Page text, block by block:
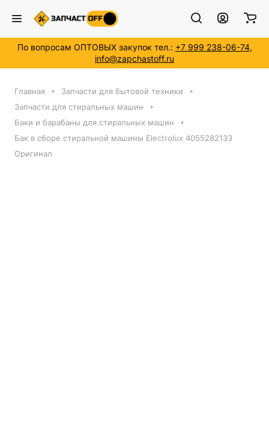
По вопросам ОПТОВЫХ закупок тел.: +7 999 238-06-74,
info@zapchastoff.ru
Главная
Запчасти для бытовой техники
Запчасти для стиральных машин
Баки и барабаны для стиральных машин
Бак в сборе стиральной машины Electrolux 4055282133
Оригинал